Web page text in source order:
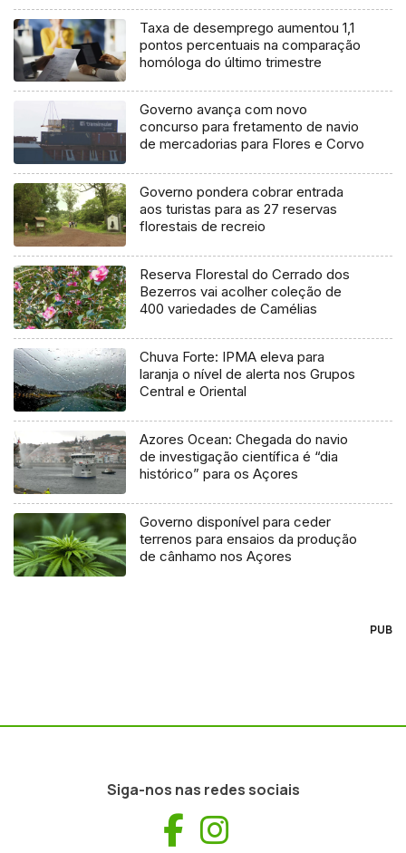
Taxa de desemprego aumentou 1,1
pontos percentuais na comparação
homóloga do último trimestre
Governo avança com novo
concurso para fretamento de navio
de mercadorias para Flores e Corvo
Governo pondera cobrar entrada
aos turistas para as 27 reservas
florestais de recreio
Reserva Florestal do Cerrado dos
Bezerros vai acolher coleção de
400 variedades de Camélias
Chuva Forte: IPMA eleva para
laranja o nível de alerta nos Grupos
Central e Oriental
Azores Ocean: Chegada do navio
de investigação científica é “dia
histórico” para os Açores
Governo disponível para ceder
terrenos para ensaios da produção
de cânhamo nos Açores
PUB
Siga-nos nas redes sociais
Facebook